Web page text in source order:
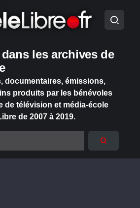
les archives de
documentaires, émissions,
produits par les bénévoles
de télévision et média-école
de 2007 à 2019.